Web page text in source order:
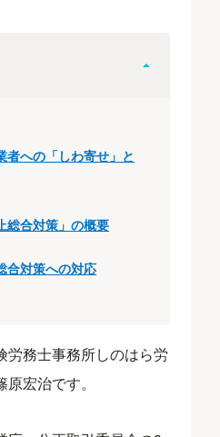
者への「しわ寄せ」と
総合対策」の概要
合対策への対応
労務士事務所しのはら労
宏治です。